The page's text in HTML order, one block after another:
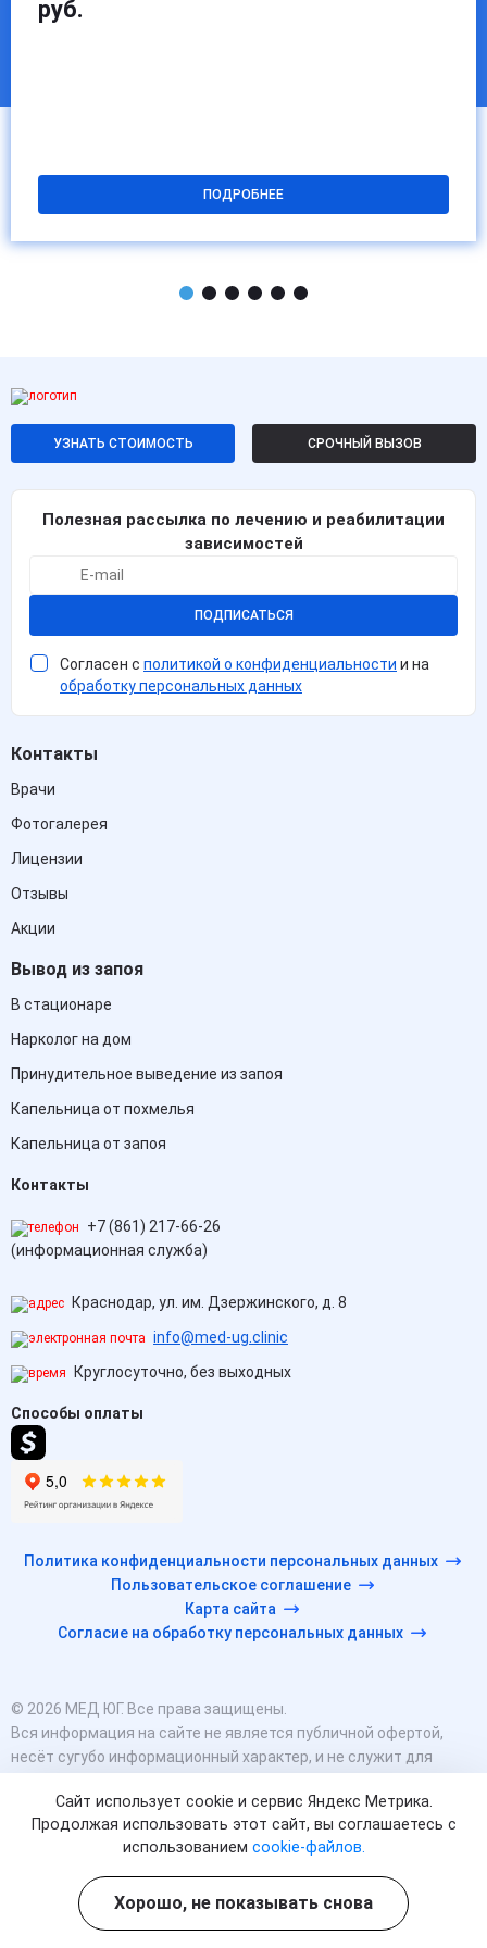
руб.
ПОДРОБНЕЕ
УЗНАТЬ СТОИМОСТЬ СРОЧНЫЙ ВЫЗОВ
Полезная рассылка по лечению и реабилитации
зависимостей
ПОДПИСАТЬСЯ
Согласен с политикой о конфиденциальности и на
обработку персональных данных
Контакты
Врачи
Фотогалерея
Лицензии
Отзывы
Акции
Вывод из запоя
В стационаре
Нарколог на дом
Принудительное выведение из запоя
Капельница от похмелья
Капельница от запоя
Контакты
+7 (861) 217-66-26
(информационная служба)
Краснодар, ул. им. Дзержинского, д. 8
info@med-ug.clinic
Круглосуточно, без выходных
Способы оплаты
Политика конфиденциальности персональных данных
Пользовательское соглашение
Карта сайта
Согласие на обработку персональных данных
© 2026 МЕД ЮГ. Все права защищены.
Вся информация на сайте не является публичной офертой,
несёт сугубо информационный характер, и не служит для
Есть противопоказания, необходимо проконсультироваться с
врачом. Консультационные услуги, оказываемые по телефону,
мессенджерам и в соцсетях носят исключительно
информационный характер и не являются медицинскими
услугами.
Оставаясь на сайте вы соглашаетесь на использование
Сайт использует cookie и сервис Яндекс Метрика.
Продолжая использовать этот сайт, вы соглашаетесь с
использованием cookie-файлов.
Хорошо, не показывать снова